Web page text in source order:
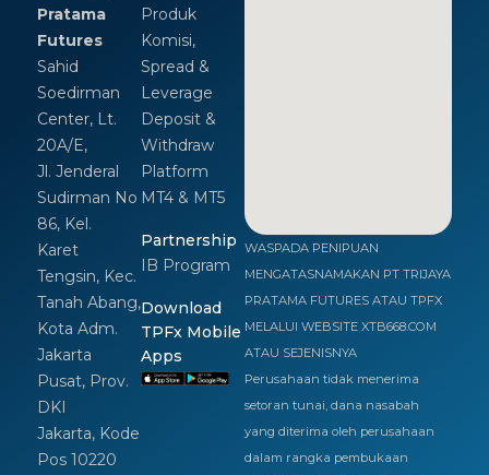
Pratama
Futures
Sahid
Soedirman
Center, Lt.
20A/E,
Jl. Jenderal
Sudirman No
86, Kel.
Karet
Tengsin, Kec.
Tanah Abang,
Kota Adm.
Jakarta
Pusat, Prov.
DKI
Jakarta, Kode
Pos 10220
Produk
Komisi,
Spread &
Leverage
Deposit &
Withdraw
Platform
MT4 & MT5
Partnership
IB Program
Download
TPFx Mobile
Apps
WASPADA PENIPUAN
MENGATASNAMAKAN PT TRIJAYA
PRATAMA FUTURES ATAU TPFX
MELALUI WEBSITE XTB668.COM
ATAU SEJENISNYA
Perusahaan tidak menerima
setoran tunai, dana nasabah
yang diterima oleh perusahaan
dalam rangka pembukaan